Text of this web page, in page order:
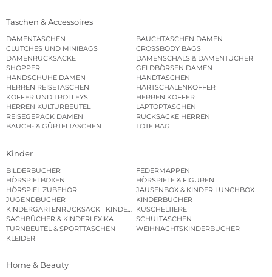
Taschen & Accessoires
DAMENTASCHEN
BAUCHTASCHEN DAMEN
CLUTCHES UND MINIBAGS
CROSSBODY BAGS
DAMENRUCKSÄCKE
DAMENSCHALS & DAMENTÜCHER
SHOPPER
GELDBÖRSEN DAMEN
HANDSCHUHE DAMEN
HANDTASCHEN
HERREN REISETASCHEN
HARTSCHALENKOFFER
KOFFER UND TROLLEYS
HERREN KOFFER
HERREN KULTURBEUTEL
LAPTOPTASCHEN
REISEGEPÄCK DAMEN
RUCKSÄCKE HERREN
BAUCH- & GÜRTELTASCHEN
TOTE BAG
Kinder
BILDERBÜCHER
FEDERMAPPEN
HÖRSPIELBOXEN
HÖRSPIELE & FIGUREN
HÖRSPIEL ZUBEHÖR
JAUSENBOX & KINDER LUNCHBOX
JUGENDBÜCHER
KINDERBÜCHER
KINDERGARTENRUCKSACK | KINDERGARTENBEUTEL
KUSCHELTIERE
SACHBÜCHER & KINDERLEXIKA
SCHULTASCHEN
TURNBEUTEL & SPORTTASCHEN
WEIHNACHTSKINDERBÜCHER
KLEIDER
Home & Beauty